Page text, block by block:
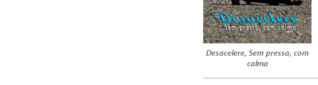
Desacelere, Sem pressa, com
calma